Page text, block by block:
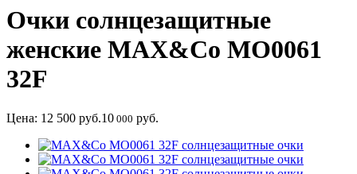
Очки солнцезащитные
женские MAX&Co MO0061
32F
Цена: 12 500 руб.10 000 руб.